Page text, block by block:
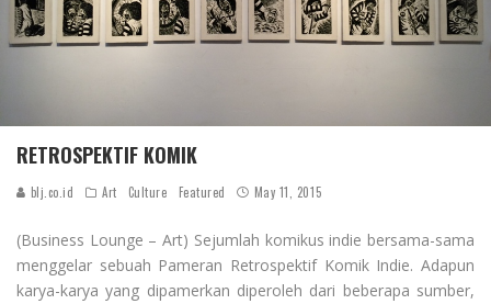
RETROSPEKTIF KOMIK
blj.co.id Art Culture Featured May 11, 2015
(Business Lounge – Art) Sejumlah komikus indie bersama-sama
menggelar sebuah Pameran Retrospektif Komik Indie. Adapun
karya-karya yang dipamerkan diperoleh dari beberapa sumber,